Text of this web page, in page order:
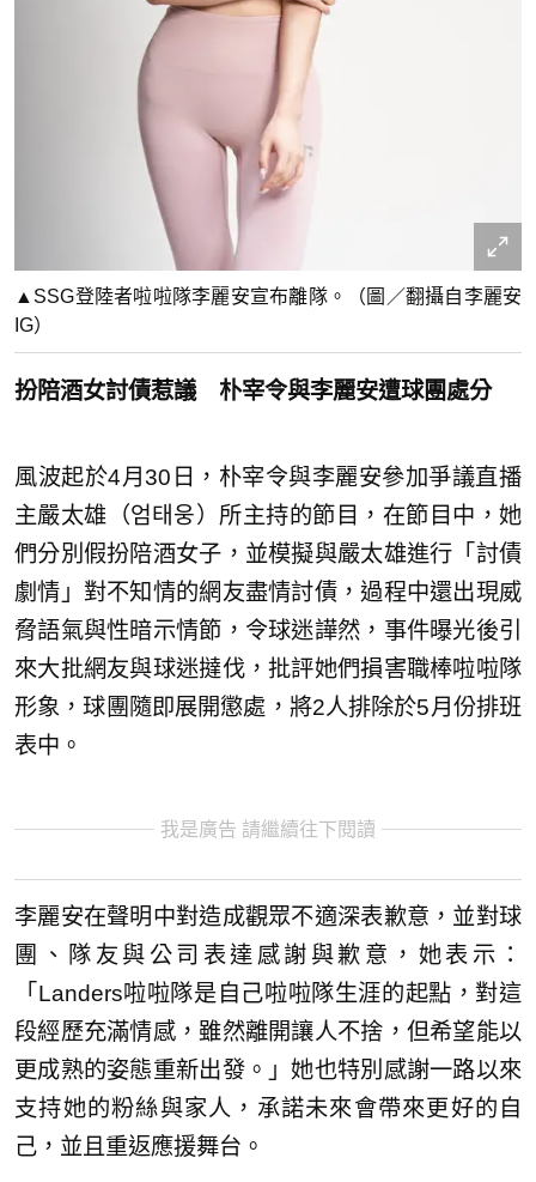
▲SSG登陸者啦啦隊李麗安宣布離隊。（圖／翻攝自李麗安
IG）
扮陪酒女討債惹議 朴宰令與李麗安遭球團處分
風波起於4月30日，朴宰令與李麗安參加爭議直播
主嚴太雄（엄태웅）所主持的節目，在節目中，她
們分別假扮陪酒女子，並模擬與嚴太雄進行「討債
劇情」對不知情的網友盡情討債，過程中還出現威
脅語氣與性暗示情節，令球迷譁然，事件曝光後引
來大批網友與球迷撻伐，批評她們損害職棒啦啦隊
形象，球團隨即展開懲處，將2人排除於5月份排班
表中。
我是廣告 請繼續往下閱讀
李麗安在聲明中對造成觀眾不適深表歉意，並對球
團、隊友與公司表達感謝與歉意，她表示：
「Landers啦啦隊是自己啦啦隊生涯的起點，對這
段經歷充滿情感，雖然離開讓人不捨，但希望能以
更成熟的姿態重新出發。」她也特別感謝一路以來
支持她的粉絲與家人，承諾未來會帶來更好的自
己，並且重返應援舞台。